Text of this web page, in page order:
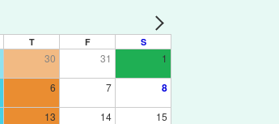
T F S
30 31 1
6 7 8
13 14 15